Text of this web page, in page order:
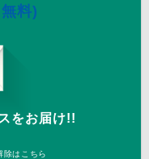
料)
をお届け!!
はこちら